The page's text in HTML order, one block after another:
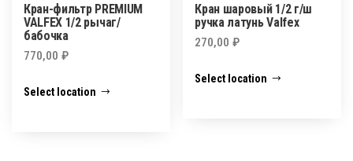
Кран-фильтр PREMIUM
VALFEX 1/2 рычаг/
бабочка
770,00 ₽
Select location
Кран шаровый 1/2 г/ш
ручка латунь Valfex
270,00₽
Select location